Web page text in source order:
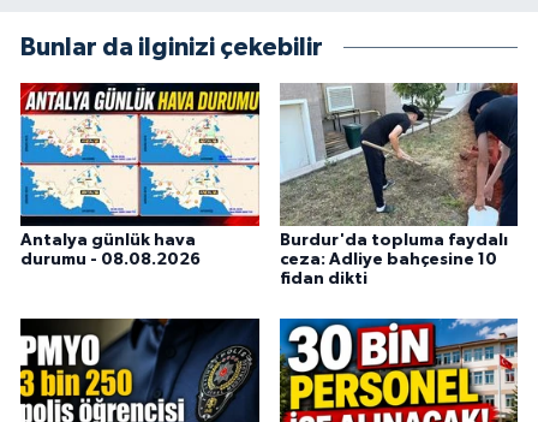
alanlarda ürettiğim içeriklerle kamuoyuna
fayda sağla
Bunlar da ilginizi çekebilir
Antalya günlük hava
durumu - 08.08.2026
Burdur'da topluma faydalı
ceza: Adliye bahçesine 10
fidan dikti